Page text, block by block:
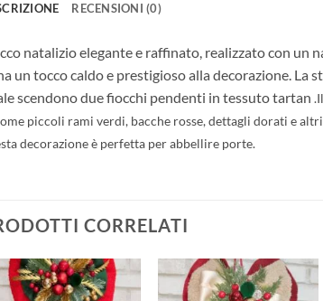
RECENSIONI (0)
natalizio elegante e raffinato, realizzato con un
un tocco caldo e prestigioso alla decorazione.
scendono due fiocchi pendenti in tessuto tartan .
piccoli rami verdi, bacche rosse, dettagli dorati e
decorazione è perfetta per abbellire porte.
CORRELATI